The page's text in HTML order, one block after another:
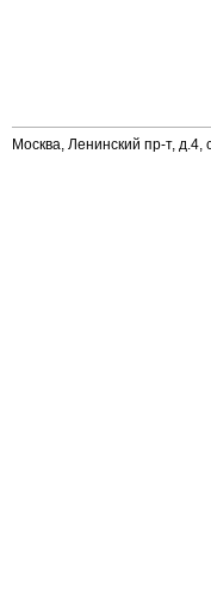
Москва, Ленинский пр-т, д.4,